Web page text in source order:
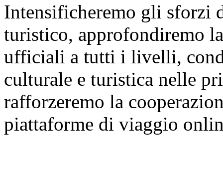
Intensificheremo gli sforzi
turistico, approfondiremo
ufficiali a tutti i livelli,
culturale e turistica nelle
rafforzeremo la
piattaforme di viaggio